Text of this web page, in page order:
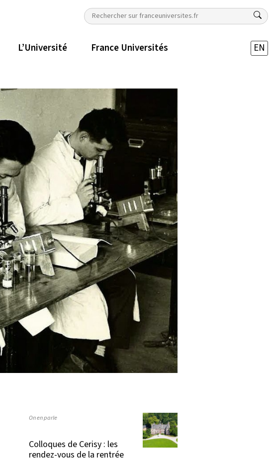
L’Université France Universités EN
On en parle
Colloques de Cerisy : les
rendez-vous de la rentrée